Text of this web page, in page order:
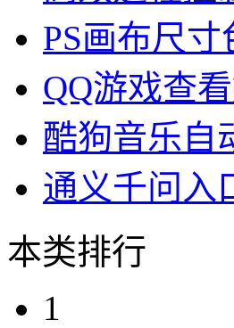
PS画布尺
QQ游戏查
酷狗音乐自
通义千问入
本类排行
1